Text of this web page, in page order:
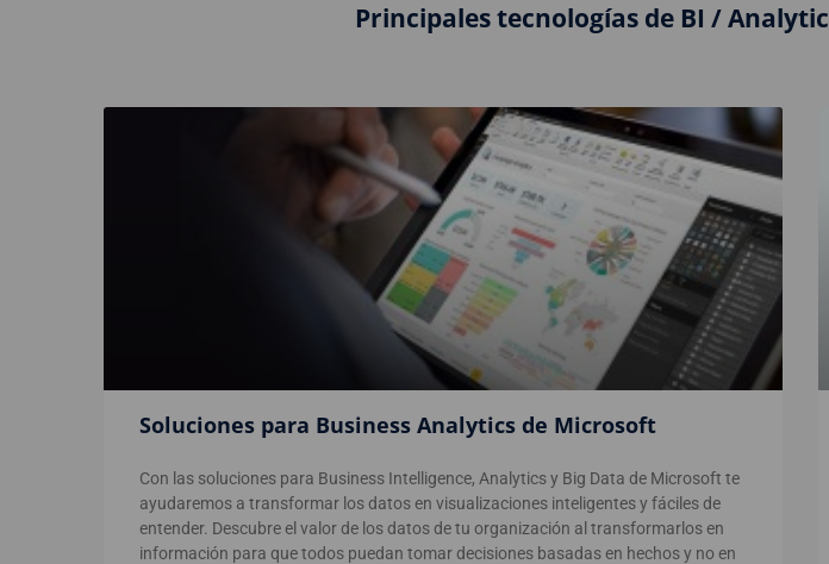
Principales tecnologías de BI /
Soluciones para Business Analytics de Microsoft
Con las soluciones para Business Intelligence, Analytics y Big Data de Microsoft te
ayudaremos a transformar los datos en visualizaciones inteligentes y fáciles de
entender. Descubre el valor de los datos de tu organización al transformarlos en
información para que todos puedan tomar decisiones basadas en hechos y no en